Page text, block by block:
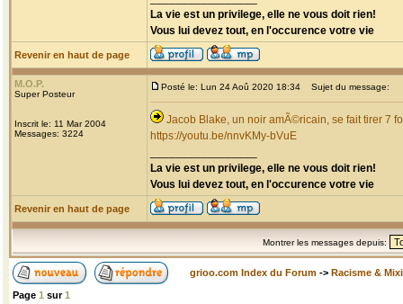
La vie est un privilege, elle ne vous doit rien!
Vous lui devez tout, en l'occurence votre vie
Revenir en haut de page
M.O.P.
Super Posteur
Inscrit le: 11 Mar 2004
Messages: 3224
Posté le: Lun 24 Aoû 2020 18:34 Sujet du message:
Jacob Blake, un noir amÃ©ricain, se fait tirer 7
https://youtu.be/nnvKMy-bVuE
La vie est un privilege, elle ne vous doit rien!
Vous lui devez tout, en l'occurence votre vie
Revenir en haut de page
Montrer les messages depuis:
grioo.com Index du Forum -> Racisme &
Page 1 sur1